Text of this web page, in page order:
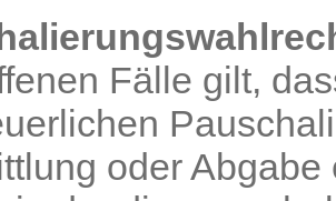
Fälle gilt,
oder